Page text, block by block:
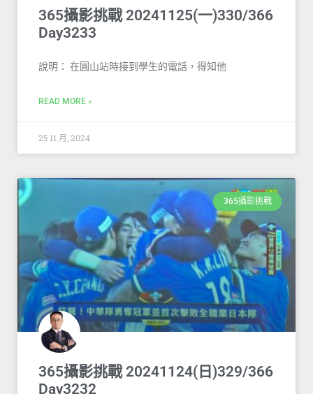
365攝影挑戰 20241125(一)330/366
Day3233
說明： 在圓山站時接到學生的電話，得知他
READ MORE »
25 11 月, 2024
365攝影挑戰
365攝影挑戰 20241124(日)329/366
Day3232